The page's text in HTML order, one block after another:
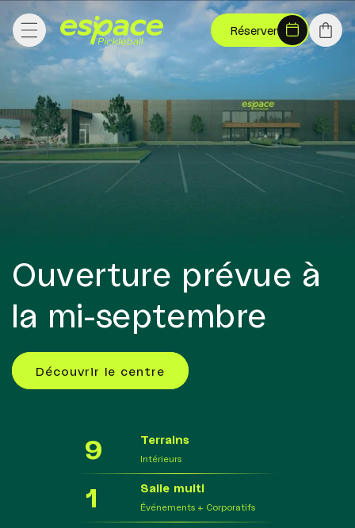
et
passer
au
contenu
Réserver Panier
Ouverture prévue à
la mi-septembre
Découvrir le centre
9 Terrains
Intérieurs
1 Salle multi
Événements + Corporatifs